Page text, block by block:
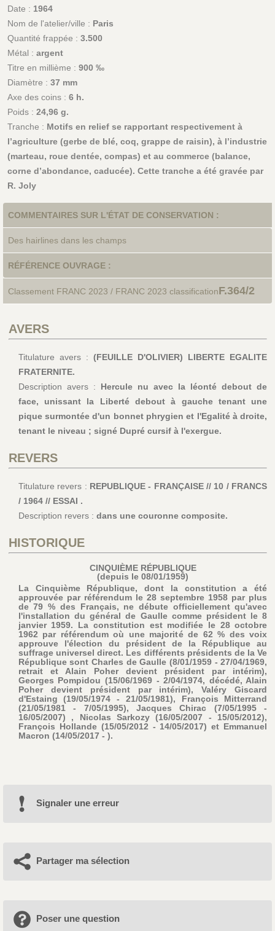
Date : 1964
Nom de l'atelier/ville : Paris
Quantité frappée : 3.500
Métal : argent
Titre en millième : 900 ‰
Diamètre : 37 mm
Axe des coins : 6 h.
Poids : 24,96 g.
Tranche : Motifs en relief se rapportant respectivement à
l’agriculture (gerbe de blé, coq, grappe de raisin), à l’industrie
(marteau, roue dentée, compas) et au commerce (balance,
corne d’abondance, caducée). Cette tranche a été gravée par
R. Joly
COMMENTAIRES SUR L'ÉTAT DE CONSERVATION :
Des hairlines dans les champs
RÉFÉRENCE OUVRAGE :
Classement FRANC 2023 / FRANC 2023 classificationF.364/2
AVERS
Titulature avers : (FEUILLE D'OLIVIER) LIBERTE EGALITE
FRATERNITE.
Description avers : Hercule nu avec la léonté debout de
face, unissant la Liberté debout à gauche tenant une
pique surmontée d'un bonnet phrygien et l'Egalité à droite,
tenant le niveau ; signé Dupré cursif à l'exergue.
REVERS
Titulature revers : REPUBLIQUE - FRANÇAISE // 10 / FRANCS
/ 1964 // ESSAI .
Description revers : dans une couronne composite.
HISTORIQUE
CINQUIÈME RÉPUBLIQUE
(depuis le 08/01/1959)
La Cinquième République, dont la constitution a été
approuvée par référendum le 28 septembre 1958 par plus
de 79 % des Français, ne débute officiellement qu'avec
l'installation du général de Gaulle comme président le 8
janvier 1959. La constitution est modifiée le 28 octobre
1962 par référendum où une majorité de 62 % des voix
approuve l'élection du président de la République au
suffrage universel direct. Les différents présidents de la Ve
République sont Charles de Gaulle (8/01/1959 - 27/04/1969,
retrait et Alain Poher devient président par intérim),
Georges Pompidou (15/06/1969 - 2/04/1974, décédé, Alain
Poher devient président par intérim), Valéry Giscard
d'Estaing (19/05/1974 - 21/05/1981), François Mitterrand
(21/05/1981 - 7/05/1995), Jacques Chirac (7/05/1995 -
16/05/2007) , Nicolas Sarkozy (16/05/2007 - 15/05/2012),
François Hollande (15/05/2012 - 14/05/2017) et Emmanuel
Macron (14/05/2017 - ).
Signaler une erreur
Partager ma sélection
Poser une question